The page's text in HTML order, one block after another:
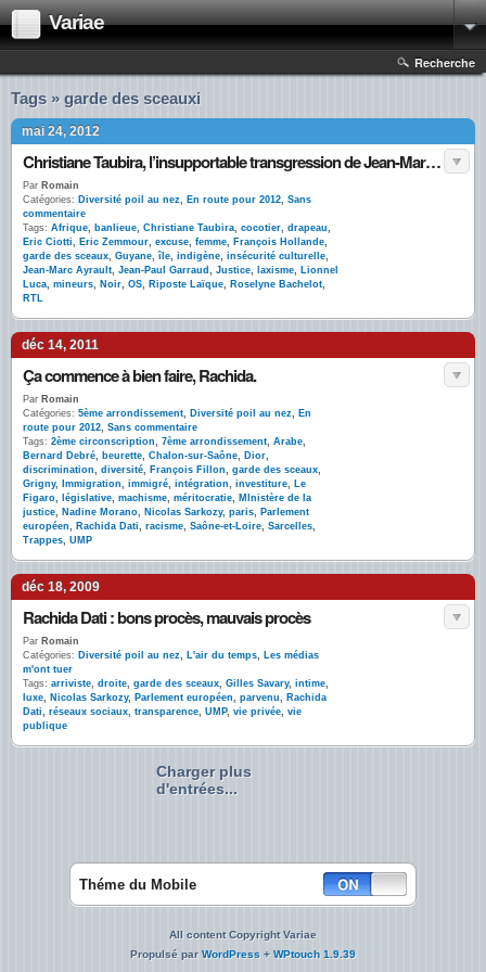
Variae
Recherche
Tags » garde des sceauxi
mai 24, 2012
Christiane Taubira, l’insupportable transgression de Jean-Marc Ayrault
Par Romain
Catégories: Diversité poil au nez, En route pour 2012, Sans
commentaire
Tags: Afrique, banlieue, Christiane Taubira, cocotier, drapeau,
Eric Ciotti, Eric Zemmour, excuse, femme, François Hollande,
garde des sceaux, Guyane,île, indigène, insécurité culturelle,
Jean-Marc Ayrault, Jean-Paul Garraud , Justice, laxisme, Lionnel
Luca, mineurs, Noir, OS, Riposte Laïque, Roselyne Bachelot,
RTL
déc 14, 2011
Ça commence à bien faire, Rachida.
Par Romain
Catégories: 5ème arrondissement, Diversité poil au nez, En
route pour 2012, Sans commentaire
Tags: 2ème circonscription, 7ème arrondissement, Arabe,
Bernard Debré, beurette, Chalon-sur-Saône, Dior,
discrimination, diversité, François Fillon, garde des sceaux,
Grigny, Immigration, immigré, intégration, investiture, Le
Figaro, législative, machisme, méritocratie, MInistère de la
justice, Nadine Morano, Nicolas Sarkozy, paris, Parlement
européen, Rachida Dati, racisme, Saône-et-Loire, Sarcelles,
Trappes, UMP
déc 18, 2009
Rachida Dati : bons procès, mauvais procès
Par Romain
Catégories: Diversité poil au nez, L'air du temps, Les médias
m'ont tuer
Tags: arriviste, droite, garde des sceaux, Gilles Savary, intime,
luxe, Nicolas Sarkozy, Parlement européen, parvenu, Rachida
Dati, réseaux sociaux, transparence, UMP, vie privée, vie
publique
Charger plus
d'entrées...
Théme du Mobile
All content Copyright Variae
Propulsé parWordPress + WPtouch 1.9.39